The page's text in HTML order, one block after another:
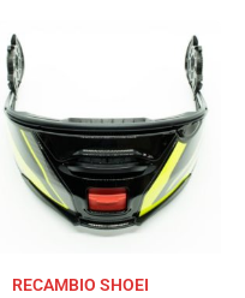
RECAMBIO SHOEI